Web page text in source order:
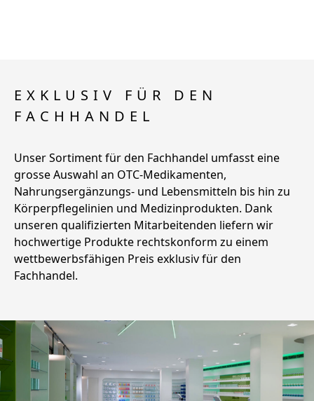
EXKLUSIV FÜR DEN
FACHHANDEL
Unser Sortiment für den Fachhandel umfasst eine
grosse Auswahl an OTC-Medikamenten,
Nahrungsergänzungs- und Lebensmitteln bis hin zu
Körperpflegelinien und Medizinprodukten. Dank
unseren qualifizierten Mitarbeitenden liefern wir
hochwertige Produkte rechtskonform zu einem
wettbewerbsfähigen Preis exklusiv für den
Fachhandel.